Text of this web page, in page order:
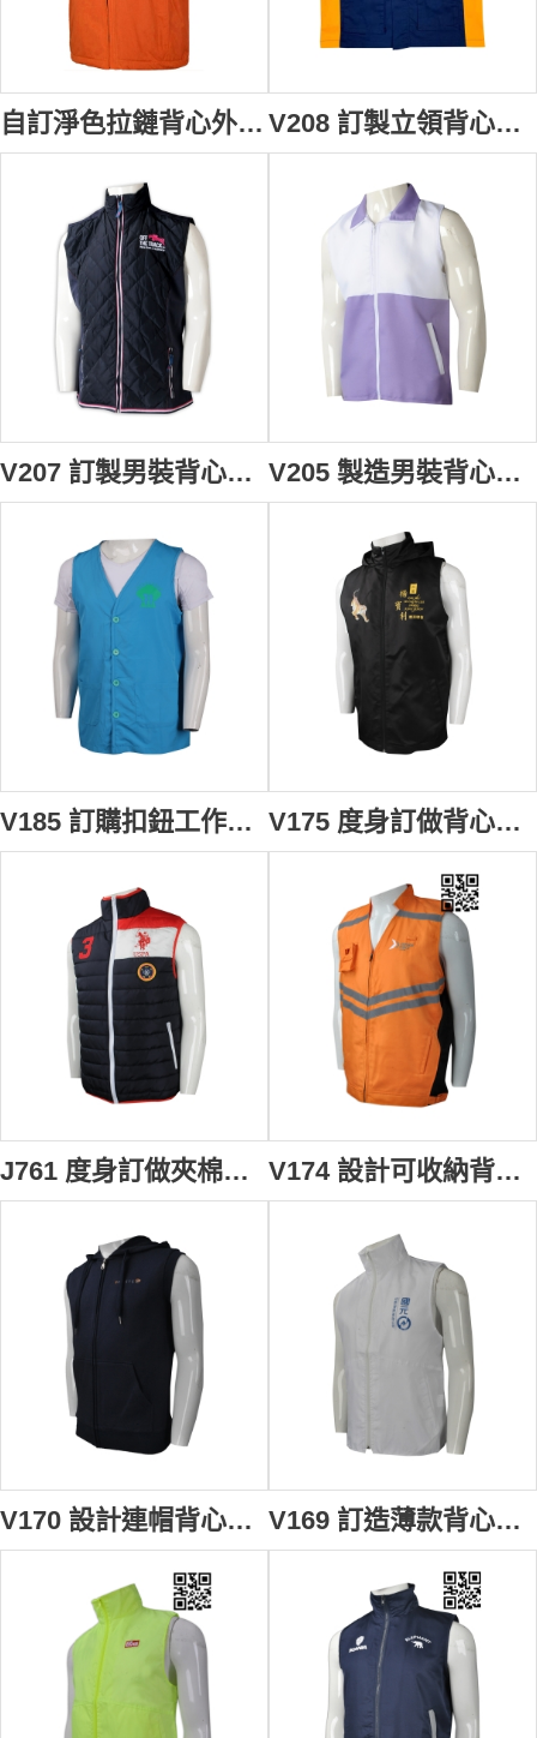
自訂淨色拉鏈背心外套 網裡 可卸拆帽款式設計 加絨背心外套中心 SKV067 V208 訂製立領背心外套 設計多功能袋口拼接色背心外套 伸縮 活動 logo 袋口 名牌 隱藏 背心外套供應商
V207 訂製男裝背心外套 設計夾棉繡花拉鏈背心外套 背心外套供應商 澳洲 拉鍊繩 複合布 V205 製造男裝背心外套 訂製義工撞色拉鏈背心外套 背心外套工廠
V185 訂購扣鈕工作背心外套 澳門 智耆之友協進會 300T消光防絨布 背心外套製衣廠 V175 度身訂做背心外套 團體訂購背心外套款式 有帽 龍虎舞獅 製作運動背心外套專營店
J761 度身訂做夾棉背心外套 大量訂購夾棉背心外套款式 澳洲 間棉背心 夾棉背心外套專營店 V174 設計可收納背心外套 商場保安 警衛保安 商場護衛 施工背心 製作反光條背心外套 名牌扣 供應透氣孔背心外套 新加坡 意外救援 行動出勤制服 多袋款式 背心外套製造商
V170 設計連帽背心外套 網上下單背心外套 有帽拉鍊背心 度身訂造背心外套 背心外套製衣廠 V169 訂造薄款背心外套 訂購證券公司背心外套 投資公司 基金行業 外套背心 冇袖風褸 來樣訂造背心外套 背心外套供應商